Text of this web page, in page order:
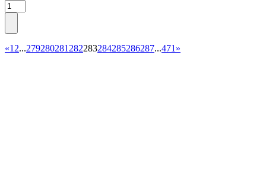
«1 2...279280281 282283284285286287...471 »